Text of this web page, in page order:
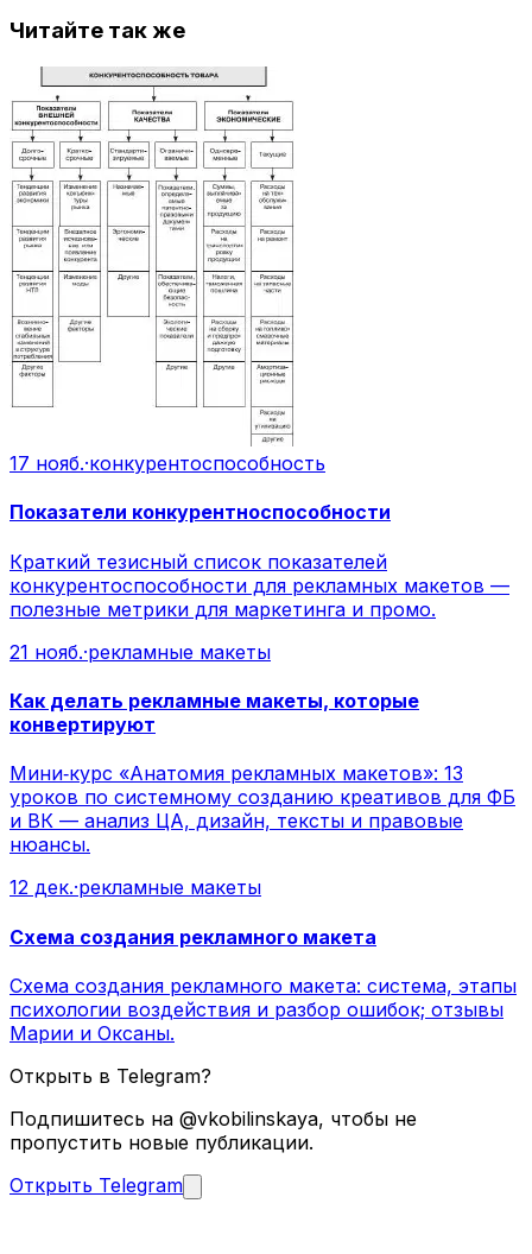
Читайте так же
17 нояб.·конкурентоспособность
Показатели конкурентноспособности
Краткий тезисный список показателей
конкурентоспособности для рекламных макетов —
полезные метрики для маркетинга и промо.
21 нояб.·рекламные макеты
Как делать рекламные макеты, которые
конвертируют
Мини‑курс «Анатомия рекламных макетов»: 13
уроков по системному созданию креативов для ФБ
и ВК — анализ ЦА, дизайн, тексты и правовые
нюансы.
12 дек.·рекламные макеты
Схема создания рекламного макета
Схема создания рекламного макета: система, этапы
психологии воздействия и разбор ошибок; отзывы
Марии и Оксаны.
Открыть в Telegram?
Подпишитесь на @vkobilinskaya, чтобы не
пропустить новые публикации.
Открыть Telegram